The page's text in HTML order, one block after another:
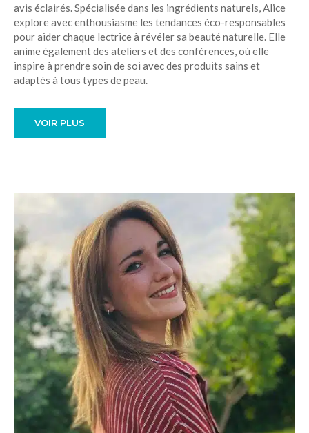
avis éclairés. Spécialisée dans les ingrédients naturels, Alice
explore avec enthousiasme les tendances éco-responsables
pour aider chaque lectrice à révéler sa beauté naturelle. Elle
anime également des ateliers et des conférences, où elle
inspire à prendre soin de soi avec des produits sains et
adaptés à tous types de peau.
VOIR PLUS